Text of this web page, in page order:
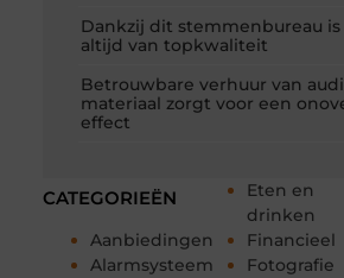
CATEGORIEËN
Aanbiedingen
Alarmsysteem
Eten en
drinken
Financieel
Fotografie
Dankzij dit stemmenbureau
altijd van topkwaliteit
Betrouwbare verhuur van
materiaal zorgt voor een
effect